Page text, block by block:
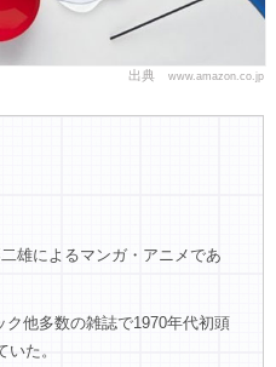
出典 www.amazon.co.jp
雄によるマンガ・アニメであ
他多数の雑誌で1970年代初頭
た。